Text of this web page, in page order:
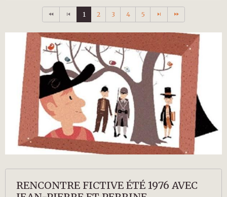
1 2 3 4 5
RENCONTRE FICTIVE ÉTÉ 1976 AVEC